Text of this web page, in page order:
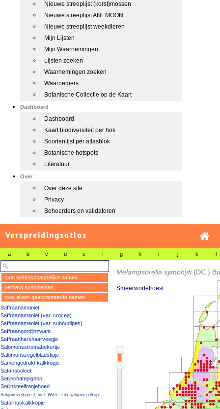
Nieuwe streeplijst (korst)mossen
Nieuwe streeplijst ANEMOON
Nieuwe streeplijst weekdieren
Mijn Lijsten
Mijn Waarnemingen
Lijsten zoeken
Waarnemingen zoeken
Waarnemers
Botanische Collectie op de Kaart
Dashboard
Dashboard
Kaart biodiversiteit per hok
Soortenlijst per atlasblok
Botanische hotspots
Literatuur
Over
Over deze site
Privacy
Beheerders en validatoren
Verspreidingsatlas
a b c d e f g h i j k l
toon wetenschappelijke namen
verberg synoniemen
toon alleen geaccepteerde namen
Saffraanamaniet
Saffraanamaniet (var. crocea)
Saffraanamaniet (var. subnudipes)
Saffraangordijnzwam
Saffraanharshaarveegje
Salomonsstromabekertje
Salomonszegelbladstipje
Samengedrukt kalkkopje
Satansboleet
Satijnchampignon
Satijnsteelfranjehoed
Satijnvezelkop sl, incl. Witte, Lila satijnvezelkop
Saturnuskalkkopje
Melampsorella symphyti (DC.)
Smeerwortelroest